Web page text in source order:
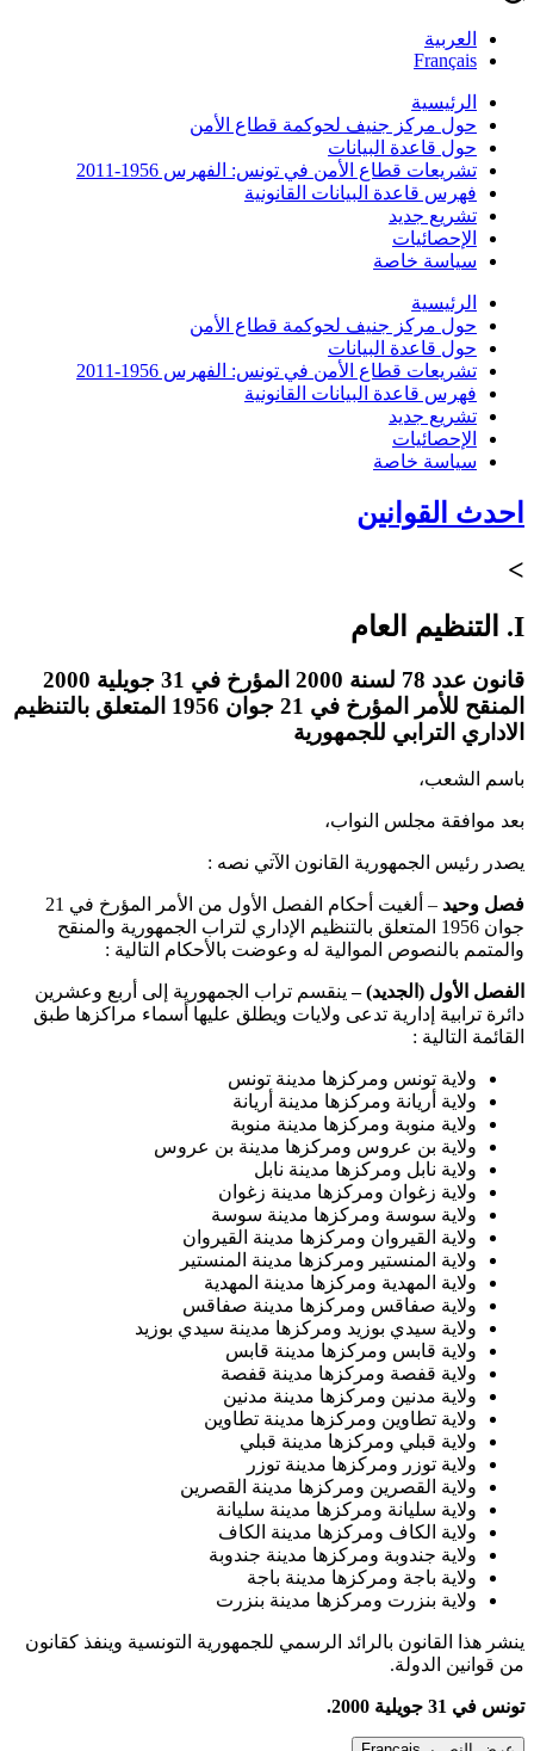
العربية
Français
الرئيسية
حول مركز جنيف لحوكمة قطاع الأمن
حول قاعدة البيانات
تشريعات قطاع الأمن في تونس: الفهرس 1956-2011
فهرس قاعدة البيانات القانونية
تشريع جديد
الإحصائيات
سياسة خاصة
الرئيسية
حول مركز جنيف لحوكمة قطاع الأمن
حول قاعدة البيانات
تشريعات قطاع الأمن في تونس: الفهرس 1956-2011
فهرس قاعدة البيانات القانونية
تشريع جديد
الإحصائيات
سياسة خاصة
احدث القوانين
>
I. التنظيم العام
قانون عدد 78 لسنة 2000 المؤرخ في 31 جويلية 2000
المنقح للأمر المؤرخ في 21 جوان 1956 المتعلق بالتنظيم
الاداري الترابي للجمهورية
باسم الشعب،
بعد موافقة مجلس النواب،
يصدر رئيس الجمهورية القانون الآتي نصه :
فصل وحيد
– ألغيت أحكام الفصل الأول من الأمر المؤرخ في 21
جوان 1956 المتعلق بالتنظيم الإداري لتراب الجمهورية والمنقح
والمتمم بالنصوص الموالية له وعوضت بالأحكام التالية :
الفصل الأول (الجديد) –ينقسم تراب الجمهورية إلى أربع وعشرين
دائرة ترابية إدارية تدعى ولايات ويطلق عليها أسماء مراكزها طبق
القائمة التالية :
ولاية تونس ومركزها مدينة تونس
ولاية أريانة ومركزها مدينة أريانة
ولاية منوبة ومركزها مدينة منوبة
ولاية بن عروس ومركزها مدينة بن عروس
ولاية نابل ومركزها مدينة نابل
ولاية زغوان ومركزها مدينة زغوان
ولاية سوسة ومركزها مدينة سوسة
ولاية القيروان ومركزها مدينة القيروان
ولاية المنستير ومركزها مدينة المنستير
ولاية المهدية ومركزها مدينة المهدية
ولاية صفاقس ومركزها مدينة صفاقس
ولاية سيدي بوزيد ومركزها مدينة سيدي بوزيد
ولاية قابس ومركزها مدينة قابس
ولاية قفصة ومركزها مدينة قفصة
ولاية مدنين ومركزها مدينة مدنين
ولاية تطاوين ومركزها مدينة تطاوين
ولاية قبلي ومركزها مدينة قبلي
ولاية توزر ومركزها مدينة توزر
ولاية القصرين ومركزها مدينة القصرين
ولاية سليانة ومركزها مدينة سليانة
ولاية الكاف ومركزها مدينة الكاف
ولاية جندوبة ومركزها مدينة جندوبة
ولاية باجة ومركزها مدينة باجة
ولاية بنزرت ومركزها مدينة بنزرت
ينشر هذا القانون بالرائد الرسمي للجمهورية التونسية وينفذ كقانون
من قوانين الدولة.
تونس في 31 جويلية 2000 .